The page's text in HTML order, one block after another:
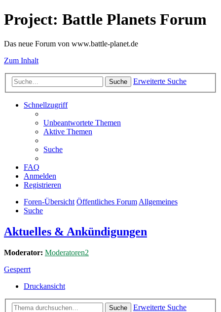
Project: Battle Planets Forum
Das neue Forum von www.battle-planet.de
Zum Inhalt
Suche Erweiterte Suche
Schnellzugriff
Unbeantwortete Themen
Aktive Themen
Suche
FAQ
Anmelden
Registrieren
Foren-Übersicht Öffentliches ForumAllgemeines
Suche
Aktuelles & Ankündigungen
Moderator: Moderatoren2
Gesperrt
Druckansicht
Suche
Erweiterte Suche